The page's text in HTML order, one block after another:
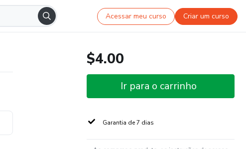
Acessar meu curso Criar um curso
$4.00
Ir para o carrinho
Garantia de 7 dias